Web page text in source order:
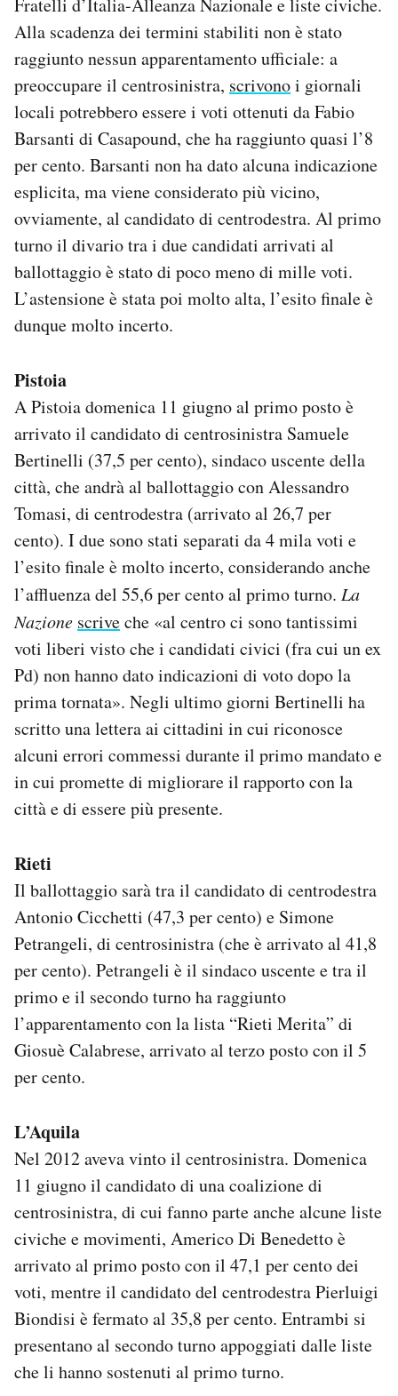
Alla scadenza dei termini stabiliti non è stato
raggiunto nessun apparentamento ufficiale: a
preoccupare il centrosinistra, scrivonoi giornali
locali potrebbero essere i voti ottenuti da Fabio
Barsanti di Casapound, che ha raggiunto quasi l’8
per cento. Barsanti non ha dato alcuna indicazione
esplicita, ma viene considerato più vicino,
ovviamente, al candidato di centrodestra. Al primo
turno il divario tra i due candidati arrivati al
ballottaggio è stato di poco meno di mille voti.
L’astensione è stata poi molto alta, l’esito finale è
dunque molto incerto.
Pistoia
A Pistoia domenica 11 giugno al primo posto è
arrivato il candidato di centrosinistra Samuele
Bertinelli (37,5 per cento), sindaco uscente della
città, che andrà al ballottaggio con Alessandro
Tomasi, di centrodestra (arrivato al 26,7 per
cento). I due sono stati separati da 4 mila voti e
l’esito finale è molto incerto, considerando anche
l’affluenza del 55,6 per cento al primo turno. La
Nazione scriveche «al centro ci sono tantissimi
voti liberi visto che i candidati civici (fra cui un ex
Pd) non hanno dato indicazioni di voto dopo la
prima tornata». Negli ultimo giorni Bertinelli ha
scritto una lettera ai cittadini in cui riconosce
alcuni errori commessi durante il primo mandato e
in cui promette di migliorare il rapporto con la
città e di essere più presente.
Rieti
Il ballottaggio sarà tra il candidato di centrodestra
Antonio Cicchetti (47,3 per cento) e Simone
Petrangeli, di centrosinistra (che è arrivato al 41,8
per cento). Petrangeli è il sindaco uscente e tra il
primo e il secondo turno ha raggiunto
l’apparentamento con la lista “Rieti Merita” di
Giosuè Calabrese, arrivato al terzo posto con il 5
per cento.
L’Aquila
Nel 2012 aveva vinto il centrosinistra. Domenica
11 giugno il candidato di una coalizione di
centrosinistra, di cui fanno parte anche alcune liste
civiche e movimenti, Americo Di Benedetto è
arrivato al primo posto con il 47,1 per cento dei
voti, mentre il candidato del centrodestra Pierluigi
Biondisi è fermato al 35,8 per cento. Entrambi si
presentano al secondo turno appoggiati dalle liste
che li hanno sostenuti al primo turno.